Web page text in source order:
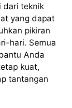
dari teknik
yang dapat
pikiran
hari. Semua
Anda
kuat,
tantangan